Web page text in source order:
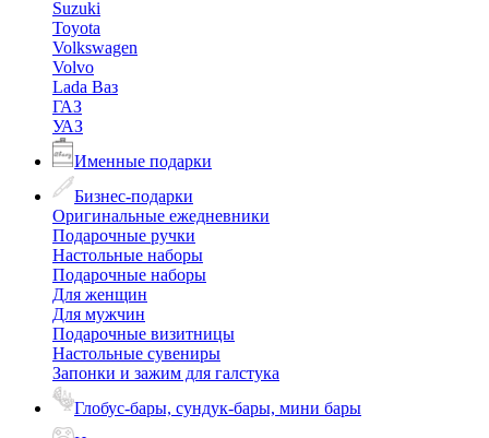
Suzuki
Toyota
Volkswagen
Volvo
Lada Ваз
ГАЗ
УАЗ
Именные подарки
Бизнес-подарки
Оригинальные ежедневники
Подарочные ручки
Настольные наборы
Подарочные наборы
Для женщин
Для мужчин
Подарочные визитницы
Настольные сувениры
Запонки и зажим для галстука
Глобус-бары, сундук-бары, мини бары